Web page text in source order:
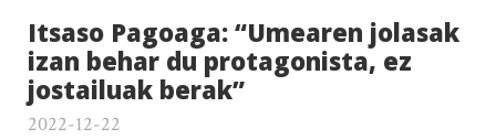
Itsaso Pagoaga: “Umearen jolasak
izan behar du protagonista, ez
jostailuak berak”
2022-12-22